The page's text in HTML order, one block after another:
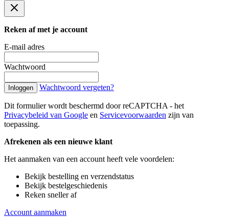
Reken af met je account
E-mail adres
Wachtwoord
Inloggen Wachtwoord vergeten?
Dit formulier wordt beschermd door reCAPTCHA - het
Privacybeleid van Google en Servicevoorwaarden zijn van
toepassing.
Afrekenen als een nieuwe klant
Het aanmaken van een account heeft vele voordelen:
Bekijk bestelling en verzendstatus
Bekijk bestelgeschiedenis
Reken sneller af
Account aanmaken